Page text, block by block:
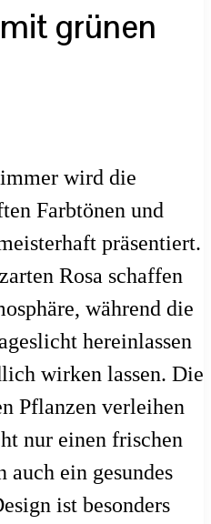
grünen
wird die
Farbtönen und
präsentiert.
Rosa schaffen
während die
hereinlassen
wirken lassen. Die
Pflanzen verleihen
nur einen frischen
auch ein gesundes
ist besonders